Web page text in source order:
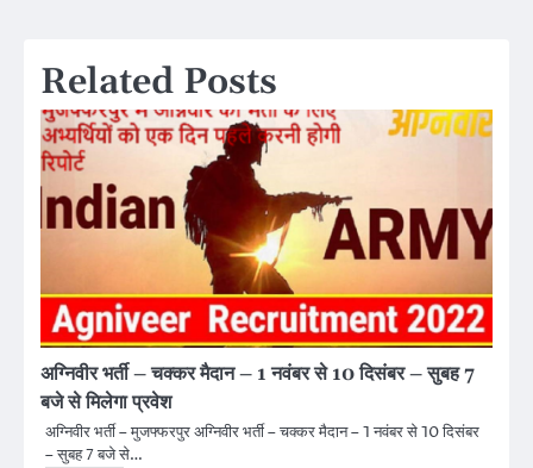
Related Posts
अग्निवीर भर्ती – चक्कर मैदान – 1 नवंबर से 10 दिसंबर – सुबह 7
बजे से मिलेगा प्रवेश
अग्निवीर भर्ती – मुजफ्फरपुर अग्निवीर भर्ती – चक्कर मैदान – 1 नवंबर से 10 दिसंबर
– सुबह 7 बजे से…